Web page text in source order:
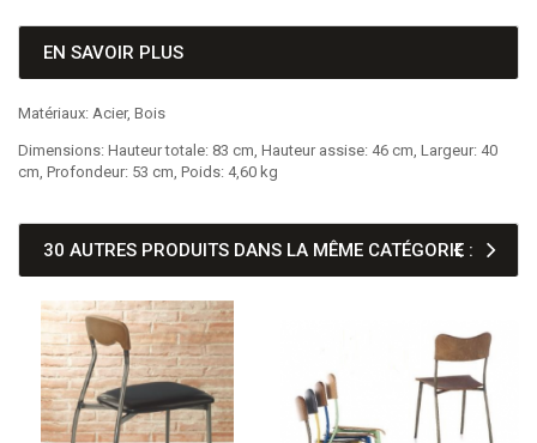
EN SAVOIR PLUS
Matériaux: Acier, Bois
Dimensions: Hauteur totale: 83 cm, Hauteur assise: 46 cm, Largeur: 40
cm, Profondeur: 53 cm, Poids: 4,60 kg
30 AUTRES PRODUITS DANS LA MÊME CATÉGORIE :